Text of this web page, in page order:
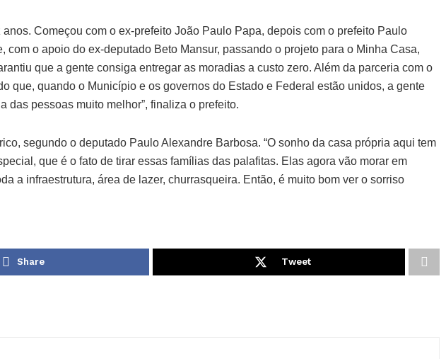
anos. Começou com o ex-prefeito João Paulo Papa, depois com o prefeito Paulo
com o apoio do ex-deputado Beto Mansur, passando o projeto para o Minha Casa,
que a gente consiga entregar as moradias a custo zero. Além da parceria com o
que, quando o Município e os governos do Estado e Federal estão unidos, a gente
das pessoas muito melhor”, finaliza o prefeito.
segundo o deputado Paulo Alexandre Barbosa. “O sonho da casa própria aqui tem
que é o fato de tirar essas famílias das palafitas. Elas agora vão morar em
a infraestrutura, área de lazer, churrasqueira. Então, é muito bom ver o sorriso
Share Tweet